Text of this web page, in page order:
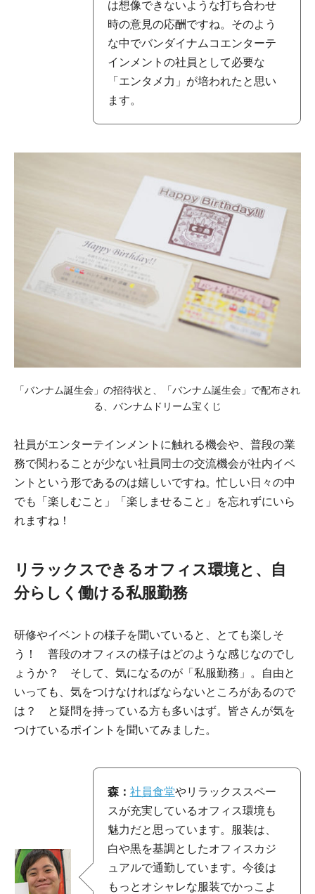
は想像できないような打ち合わせ
時の意見の応酬ですね。そのよう
な中でバンダイナムコエンターテ
インメントの社員として必要な
「エンタメ力」が培われたと思い
ます。
「バンナム誕生会」の招待状と、「バンナム誕生会」で配布され
る、バンナムドリーム宝くじ
社員がエンターテインメントに触れる機会や、普段の業
務で関わることが少ない社員同士の交流機会が社内イベ
ントという形であるのは嬉しいですね。忙しい日々の中
でも「楽しむこと」「楽しませること」を忘れずにいら
れますね！
リラックスできるオフィス環境と、自
分らしく働ける私服勤務
研修やイベントの様子を聞いていると、とても楽しそ
う！ 普段のオフィスの様子はどのような感じなのでし
ょうか？ そして、気になるのが「私服勤務」。自由と
いっても、気をつけなければならないところがあるので
は？ と疑問を持っている方も多いはず。皆さんが気を
つけているポイントを聞いてみました。
森： 社員食堂やリラックススペー
スが充実しているオフィス環境も
魅力だと思っています。服装は、
白や黒を基調としたオフィスカジ
ュアルで通勤しています。今後は
もっとオシャレな服装でかっこよ